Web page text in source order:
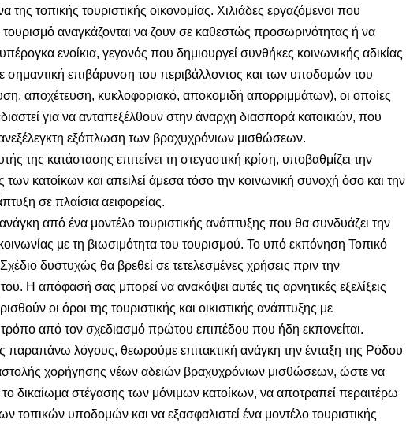
της τοπικής τουριστικής οικονομίας. Χιλιάδες εργαζόμενοι που
τουρισμό αναγκάζονται να ζουν σε καθεστώς προσωρινότητας ή να
ενοίκια, γεγονός που δημιουργεί συνθήκες κοινωνικής αδικίας
σημαντική επιβάρυνση του περιβάλλοντος και των υποδομών του
αποχέτευση, κυκλοφοριακό, αποκομιδή απορριμμάτων), οι οποίες
για να ανταπεξέλθουν στην άναρχη διασπορά κατοικιών, που
εξάπλωση των βραχυχρόνιων μισθώσεων.
της κατάστασης επιτείνει τη στεγαστική κρίση, υποβαθμίζει την
των κατοίκων και απειλεί άμεσα τόσο την κοινωνική συνοχή όσο και την
σε πλαίσια αειφορείας.
από ένα μοντέλο τουριστικής ανάπτυξης που θα συνδυάζει την
με τη βιωσιμότητα του τουρισμού. Το υπό εκπόνηση Τοπικό
δυστυχώς θα βρεθεί σε τετελεσμένες χρήσεις πριν την
Η απόφασή σας μπορεί να ανακόψει αυτές τις αρνητικές εξελίξεις
οι όροι της τουριστικής και οικιστικής ανάπτυξης με
τρόπο από τον σχεδιασμό πρώτου επιπέδου που ήδη εκπονείται.
παραπάνω λόγους, θεωρούμε επιτακτική ανάγκη την ένταξη της Ρόδου
χορήγησης νέων αδειών βραχυχρόνιων μισθώσεων, ώστε να
το δικαίωμα στέγασης των μόνιμων κατοίκων, να αποτραπεί περαιτέρω
τοπικών υποδομών και να εξασφαλιστεί ένα μοντέλο τουριστικής